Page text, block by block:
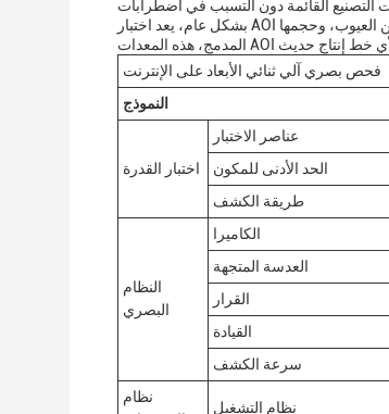
بشكل عام، يعد اختبار AOI استثمارًا قيمًا لأي شركة تصنيع إلكترونية تبحث عن تحسين عمليات التحكم في الجودة.قدرات الكشف عن العيوب، وحجمها
فحص بصري آلي ثنائي الأبعاد على الإنترنت
النموذج
اختبار القدرة
عناصر الاختبار
الحد الأدنى للمكون
طريقة الكشف
النظام
البصري
الكاميرا
العدسة المتجهة
القرار
القيادة
سرعة الكشف
نظام
نظام التشغيل